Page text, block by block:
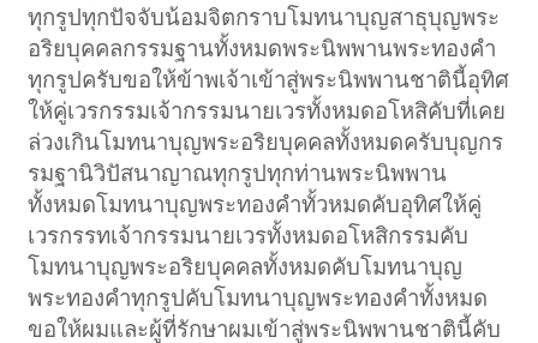
ทุกรูปทุกปัจจับน้อมจิตกราบโมทนาบุญสาธุบุญพระ
อริยบุคคลกรรมฐานทั้งหมดพระนิพพานพระทองคำ
ทุกรูปครับขอให้ข้าพเจ้าเข้าสู่พระนิพพานชาตินี้อุทิศ
ให้คู่เวรกรรมเจ้ากรรมนายเวรทั้งหมดอโหสิคับที่เคย
ล่วงเกินโมทนาบุญพระอริยบุคคลทั้งหมดครับบุญกร
รมฐานิวิปัสนาญาณทุกรูปทุกท่านพระนิพพาน
ทั้งหมดโมทนาบุญพระทองคำทั้วหมดคับอุทิศให้คู่
เวรกรรทเจ้ากรรมนายเวรทั้งหมดอโหสิกรรมคับ
โมทนาบุญพระอริยบุคคลทั้งหมดคับโมทนาบุญ
พระทองคำทุกรูปคับโมทนาบุญพระทองคำทั้งหมด
ขอให้ผมและผู้ที่รักษาผมเข้าสู่พระนิพพานชาตินี้คับ